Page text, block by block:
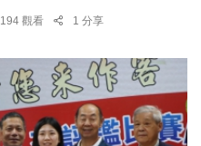
194 觀看 1 分享